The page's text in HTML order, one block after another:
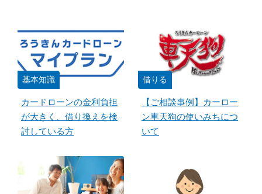
基本知識
カードローンの金利負担
が大きく、借り換えを検
討している方
借りる
【ご相談事例】カーロー
ン車天狗の使いみちにつ
いて